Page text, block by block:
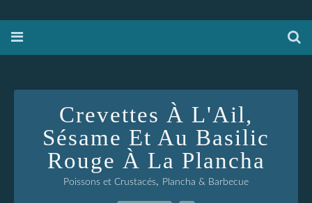
Crevettes À L'Ail,
Sésame Et Au Basilic
Rouge À La Plancha
Poissons et Crustacés, Plancha & Barbecue